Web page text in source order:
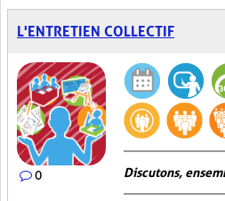
L'ENTRETIEN COLLECTIF
0 Discutons,